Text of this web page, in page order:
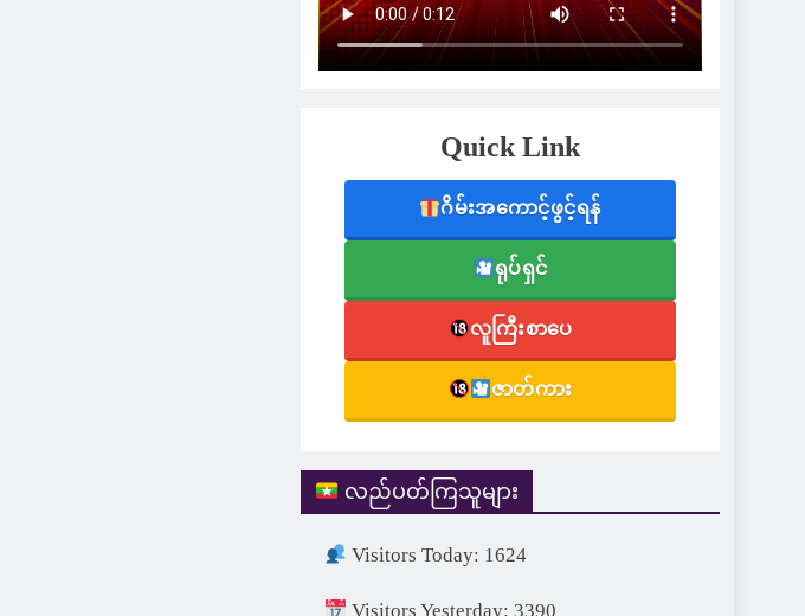
Quick Link
ဂိမ်းအကောင့်ဖွင့်ရန်
ရုပ်ရှင်
လူကြီးစာပေ
ဇာတ်ကား
လည်ပတ်ကြသူများ
Visitors Today: 1624
Visitors Yesterday: 3390